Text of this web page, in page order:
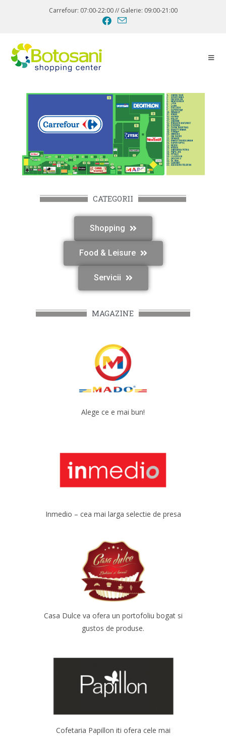
Carrefour: 07:00-22:00 // Galerie: 09:00-21:00
CATEGORII
Shopping
Food & Leisure
Servicii
MAGAZINE
Alege ce e mai bun!
Inmedio – cea mai larga selectie de presa
Casa Dulce va ofera un portofoliu bogat si
gustos de produse.
Cofetaria Papillon iti ofera cele mai